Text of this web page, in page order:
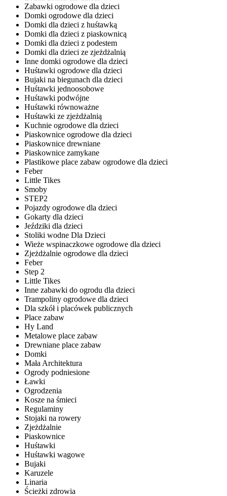
Zabawki ogrodowe dla dzieci
Domki ogrodowe dla dzieci
Domki dla dzieci z huśtawką
Domki dla dzieci z piaskownicą
Domki dla dzieci z podestem
Domki dla dzieci ze zjeżdżalnią
Inne domki ogrodowe dla dzieci
Huśtawki ogrodowe dla dzieci
Bujaki na biegunach dla dzieci
Huśtawki jednoosobowe
Huśtawki podwójne
Huśtawki równoważne
Huśtawki ze zjeżdżalnią
Kuchnie ogrodowe dla dzieci
Piaskownice ogrodowe dla dzieci
Piaskownice drewniane
Piaskownice zamykane
Plastikowe place zabaw ogrodowe dla dzieci
Feber
Little Tikes
Smoby
STEP2
Pojazdy ogrodowe dla dzieci
Gokarty dla dzieci
Jeździki dla dzieci
Stoliki wodne Dla Dzieci
Wieże wspinaczkowe ogrodowe dla dzieci
Zjeżdżalnie ogrodowe dla dzieci
Feber
Step 2
Little Tikes
Inne zabawki do ogrodu dla dzieci
Trampoliny ogrodowe dla dzieci
Dla szkół i placówek publicznych
Place zabaw
Hy Land
Metalowe place zabaw
Drewniane place zabaw
Domki
Mała Architektura
Ogrody podniesione
Ławki
Ogrodzenia
Kosze na śmieci
Regulaminy
Stojaki na rowery
Zjeżdżalnie
Piaskownice
Huśtawki
Huśtawki wagowe
Bujaki
Karuzele
Linaria
Ścieżki zdrowia